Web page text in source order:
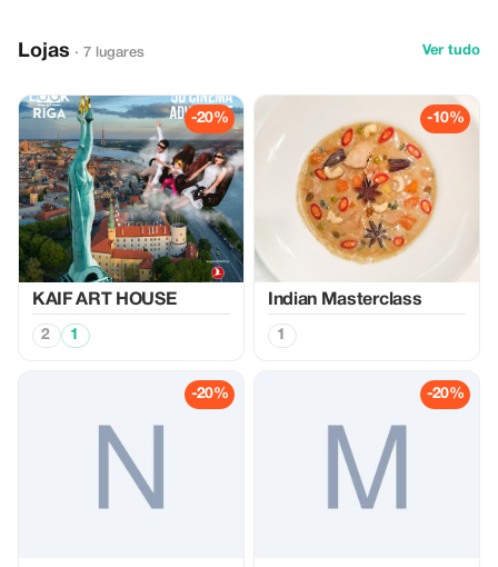
Lojas · 7 lugares Ver tudo
-20%
KAIF ART HOUSE
2 1
-10%
Indian Masterclass
1
-20% -20%